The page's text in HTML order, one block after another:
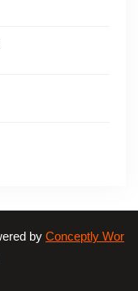
by Conceptly Wor